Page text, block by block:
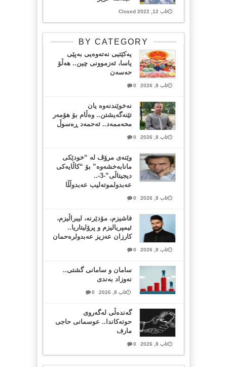
ئاب 12, 2022 Closed
BY CATEGORY
یەکێتیی نەتەوەیی بەپێی
یاسا، ئەزموونی چین.. هەڵۆ
حەسەن
ئاب 8, 2026 0
نەخوێندنەوە یان
تێنەگەیشتن.. وەڵام بۆ هۆمەر
محەممەد.. ئەحمەد ڕەسوڵ
ئاب 8, 2026 0
وێنەی مرۆڤ لە “خودێکی
مانابەخشەوە” بۆ “کاڵایەکی
دیجیتاڵی”-3-..
عەبدولموتەلیب عەبدوڵڵا
ئاب 8, 2026 0
فاشیزم، مۆدێرنە، لیبراڵیزم،
ئیمپریالیزم و پرۆلیتاریا..
کارزان عەزیز عەبدولرەحمان
ئاب 8, 2026 0
سامان و سامانی گشتی..
نەوزاد بەندی
ئاب 8, 2026 0
گەندەڵی لەگەروی
حوتەکاندا.. عوسمانی حاجی
مارف
ئاب 8, 2026 0